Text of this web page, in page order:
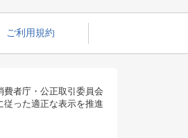
ご利用規約
費者庁・公正取引委員会
従った適正な表示を推進